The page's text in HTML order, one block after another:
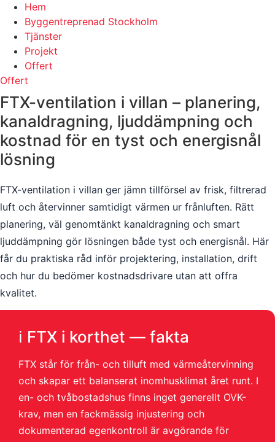
Hem
Byggentreprenad Stockholm
Tjänster
Projekt
Offert
Offert
FTX-ventilation i villan – planering,
kanaldragning, ljuddämpning och
kostnad för en tyst och energisnål
lösning
FTX-ventilation i villan ger jämn tillförsel av frisk, filtrerad
luft och återvinner samtidigt värmen ur frånluften. Rätt
planering, väl genomtänkt kanaldragning och smart
ljuddämpning gör lösningen både tyst och energisnål. Här
får du praktiska råd inför projektering, installation, drift
och hur du bedömer kostnadsdrivare utan att offra
kvalitet.
ℹ️ FTX i korthet — fakta
FTX står för från- och tilluft med värmeåtervinning
och skapar ett balanserat inomhusklimat året runt. I
en- och tvåbostadshus finns inget generellt OVK-
krav, men en fackmässig injustering och
dokumenterad egenkontroll är avgörande för